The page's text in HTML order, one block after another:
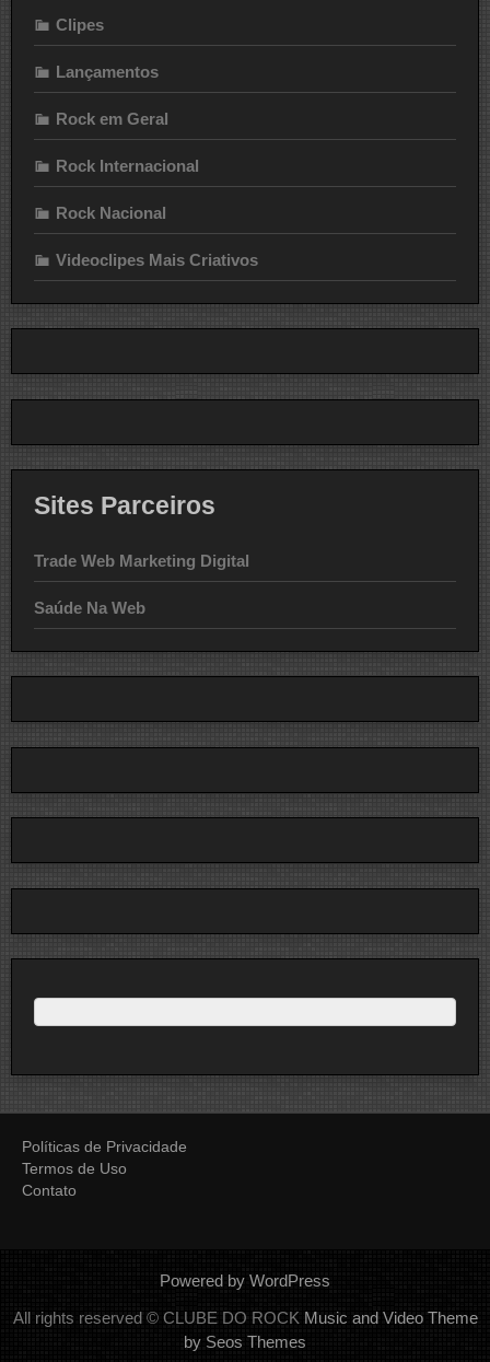
Clipes
Lançamentos
Rock em Geral
Rock Internacional
Rock Nacional
Videoclipes Mais Criativos
Sites Parceiros
Trade Web Marketing Digital
Saúde Na Web
Políticas de Privacidade
Termos de Uso
Contato
Powered by WordPress
All rights reserved © CLUBE DO ROCK Music and Video Theme
by Seos Themes